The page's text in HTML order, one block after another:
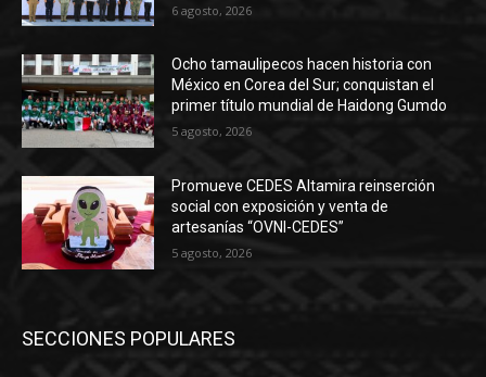
6 agosto, 2026
Ocho tamaulipecos hacen historia con
México en Corea del Sur; conquistan el
primer título mundial de Haidong Gumdo
5 agosto, 2026
Promueve CEDES Altamira reinserción
social con exposición y venta de
artesanías “OVNI-CEDES”
5 agosto, 2026
SECCIONES POPULARES